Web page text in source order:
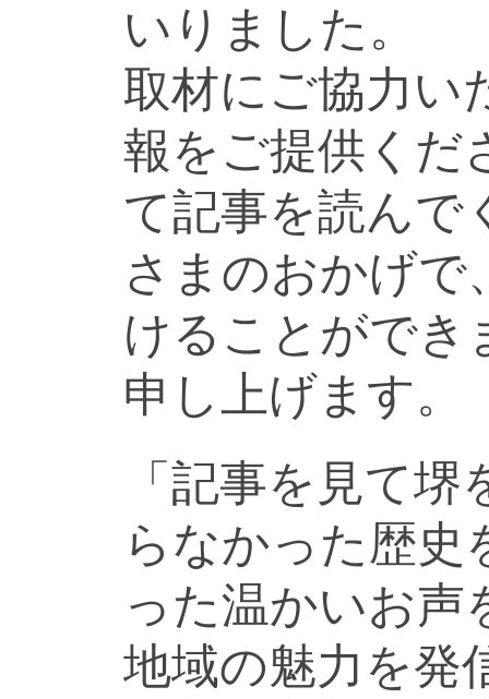
いりました。
取材にご協力い
報をご提供くだ
て記事を読んで
さまのおかげで
けることができ
申し上げます。
「記事を見て
らなかった歴史
った温かいお声
地域の魅力を発